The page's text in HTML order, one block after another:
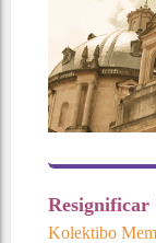
Kolektibo